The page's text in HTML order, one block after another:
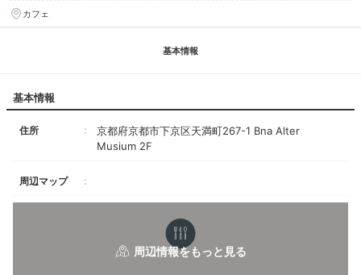
カフェ
基本情報
基本情報
住所
京都府京都市下京区天満町267-1 Bna Alter
Musium 2F
周辺マップ